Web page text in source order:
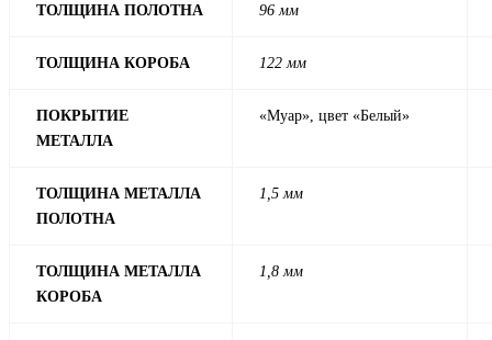
ТОЛЩИНА ПОЛОТНА 96 мм
ТОЛЩИНА КОРОБА 122 мм
ПОКРЫТИЕ
МЕТАЛЛА
«Муар», цвет «Белый»
ТОЛЩИНА МЕТАЛЛА
ПОЛОТНА
1,5 мм
ТОЛЩИНА МЕТАЛЛА
КОРОБА
1,8 мм